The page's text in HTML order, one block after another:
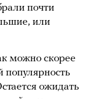
почти
или
можно скорее
популярность
ожидать